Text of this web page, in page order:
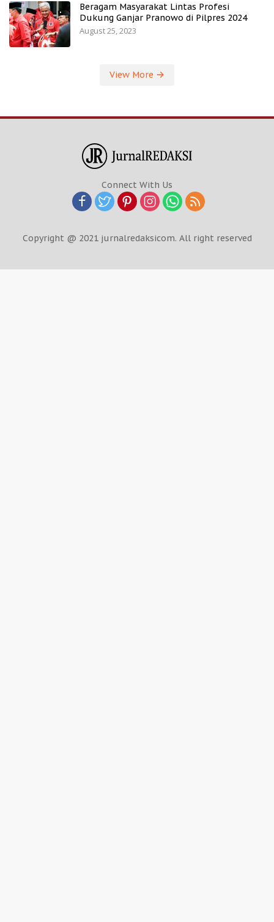
Beragam Masyarakat Lintas Profesi
Dukung Ganjar Pranowo di Pilpres 2024
August 25, 2023
View More
Connect With Us
Copyright @ 2021 jurnalredaksicom. All right reserved